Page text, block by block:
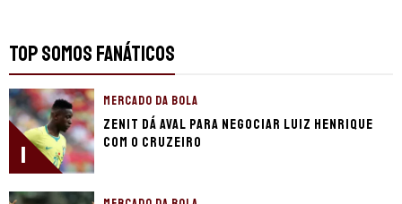
TOP SOMOS FANÁTICOS
1
MERCADO DA BOLA
Zenit dá aval para negociar Luiz Henrique
com o Cruzeiro